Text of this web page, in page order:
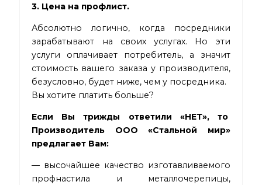
3. Цена на профлист.
Абсолютно логично, когда посредники
зарабатывают на своих услугах. Но эти
услуги оплачивает потребитель, а значит
стоимость вашего заказа у производителя,
безусловно, будет ниже, чем у посредника.
Вы хотите платить больше?
Если Вы трижды ответили «НЕТ», то
Производитель ООО «Стальной мир»
предлагает Вам:
— высочайшее качество изготавливаемого
профнастила и металлочерепицы,